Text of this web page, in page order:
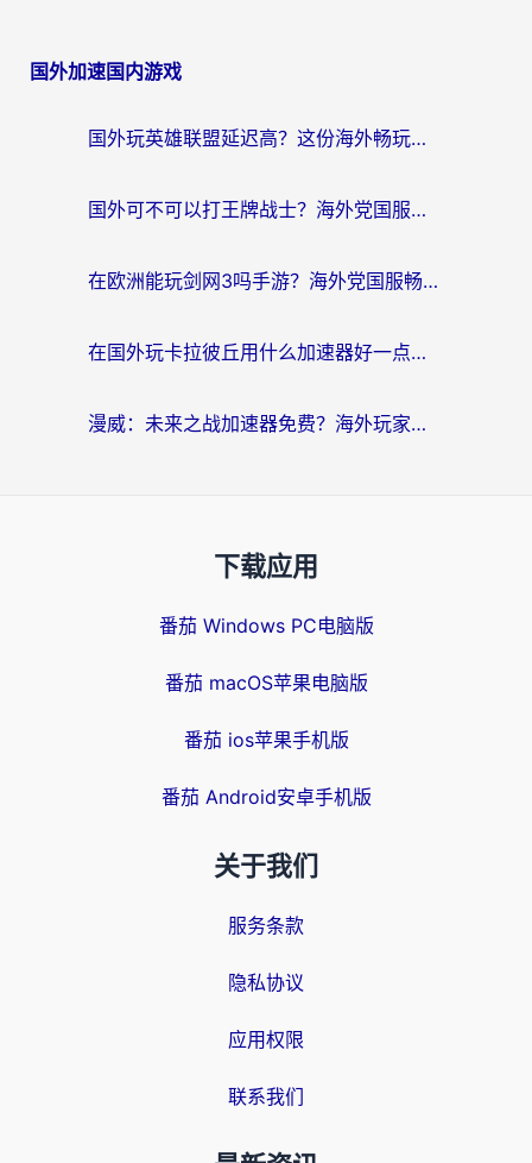
国外加速国内游戏
国外玩英雄联盟延迟高？这份海外畅玩国服游戏的加速器终极指南帮你搞定
国外可不可以打王牌战士？海外党国服游戏加速终极指南（附3款热门游戏实测）
在欧洲能玩剑网3吗手游？海外党国服畅玩终极攻略（附三大热门游戏解决方案）
在国外玩卡拉彼丘用什么加速器好一点？海外党亲测有效的国服游戏加速指南
漫威：未来之战加速器免费？海外玩家国服畅玩终极指南（附一梦江湖弈剑行解决方案）
下载应用
番茄 Windows PC电脑版
番茄 macOS苹果电脑版
番茄 ios苹果手机版
番茄 Android安卓手机版
关于我们
服务条款
隐私协议
应用权限
联系我们